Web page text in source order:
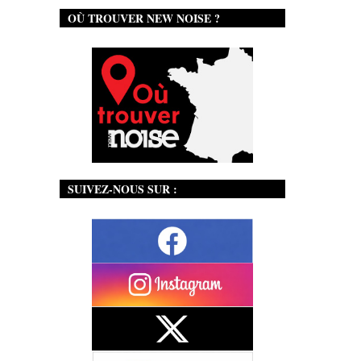
OÙ TROUVER NEW NOISE ?
SUIVEZ-NOUS SUR :